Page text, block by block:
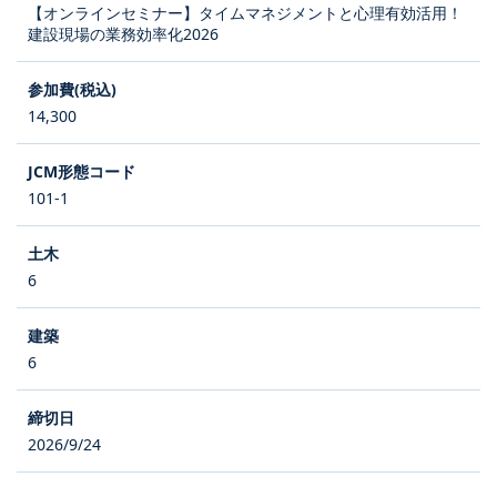
【オンラインセミナー】タイムマネジメントと心理有効活用！
建設現場の業務効率化2026
14,300
101-1
6
6
2026/9/24